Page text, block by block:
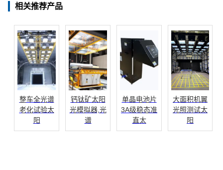
相关推荐产品
整车全光谱
老化试验太
阳
钙钛矿太阳
光模拟器,光
谱
单晶电池片
3A级稳态准
直太
大面积机翼
光照测试太
阳